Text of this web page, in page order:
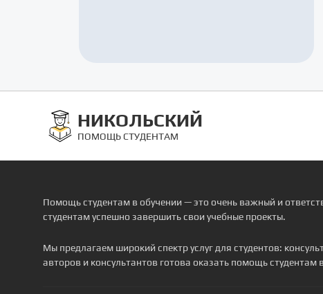
НИКОЛЬСКИЙ
ПОМОЩЬ СТУДЕНТАМ
Помощь студентам в обучении — это очень важный и
студентам успешно завершить свои учебные проекты.
Мы предлагаем широкий спектр услуг для студентов:
авторов и консультантов готова оказать помощь